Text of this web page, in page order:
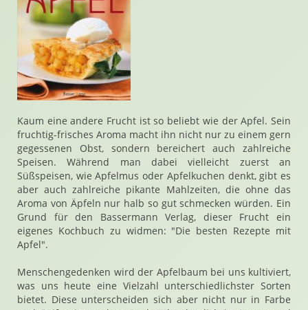
Kaum eine andere Frucht ist so beliebt wie der Apfel. Sein
fruchtig-frisches Aroma macht ihn nicht nur zu einem gern
gegessenen Obst, sondern bereichert auch zahlreiche
Speisen. Während man dabei vielleicht zuerst an
Süßspeisen, wie Apfelmus oder Apfelkuchen denkt, gibt es
aber auch zahlreiche pikante Mahlzeiten, die ohne das
Aroma von Äpfeln nur halb so gut schmecken würden. Ein
Grund für den Bassermann Verlag, dieser Frucht ein
eigenes Kochbuch zu widmen: "Die besten Rezepte mit
Apfel".
Menschengedenken wird der Apfelbaum bei uns kultiviert,
was uns heute eine Vielzahl unterschiedlichster Sorten
bietet. Diese unterscheiden sich aber nicht nur in Farbe